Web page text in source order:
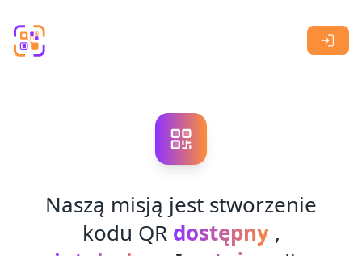
Naszą misją jest stworzenie
kodu QR dostępny ,